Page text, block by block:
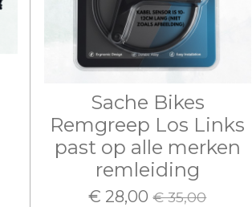
Sache Bikes
Remgreep Los Links
past op alle merken
remleiding
€ 28,00 € 35,00